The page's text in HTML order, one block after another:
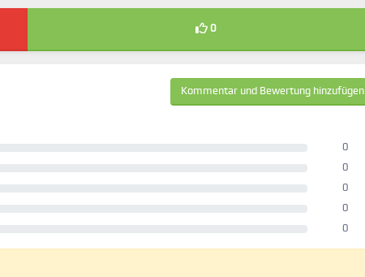
0
Kommentar und Bewertung hinzufügen
0
0
0
0
0